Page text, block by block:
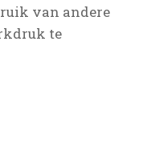
van andere
te